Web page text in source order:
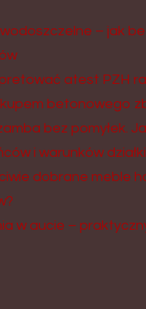
– jak
atest PZH
betonowego
bez pomyłek.
i warunków
dobrane meble
w aucie –